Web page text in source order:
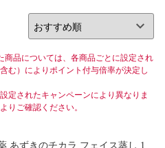
商品については、各商品ごとに設定され
む）によりポイント付与倍率が決定し
定されたキャンペーンにより異なりま
りご確認ください。
あずきのチカラ フェイス蒸し 1